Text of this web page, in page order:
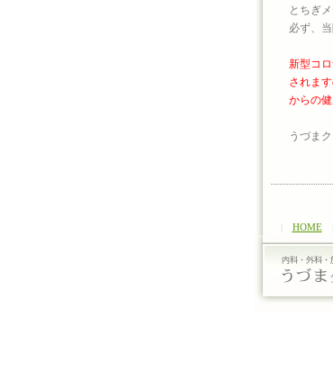
とちぎ
必ず、
新型コ
されま
からの
うづま
HOME